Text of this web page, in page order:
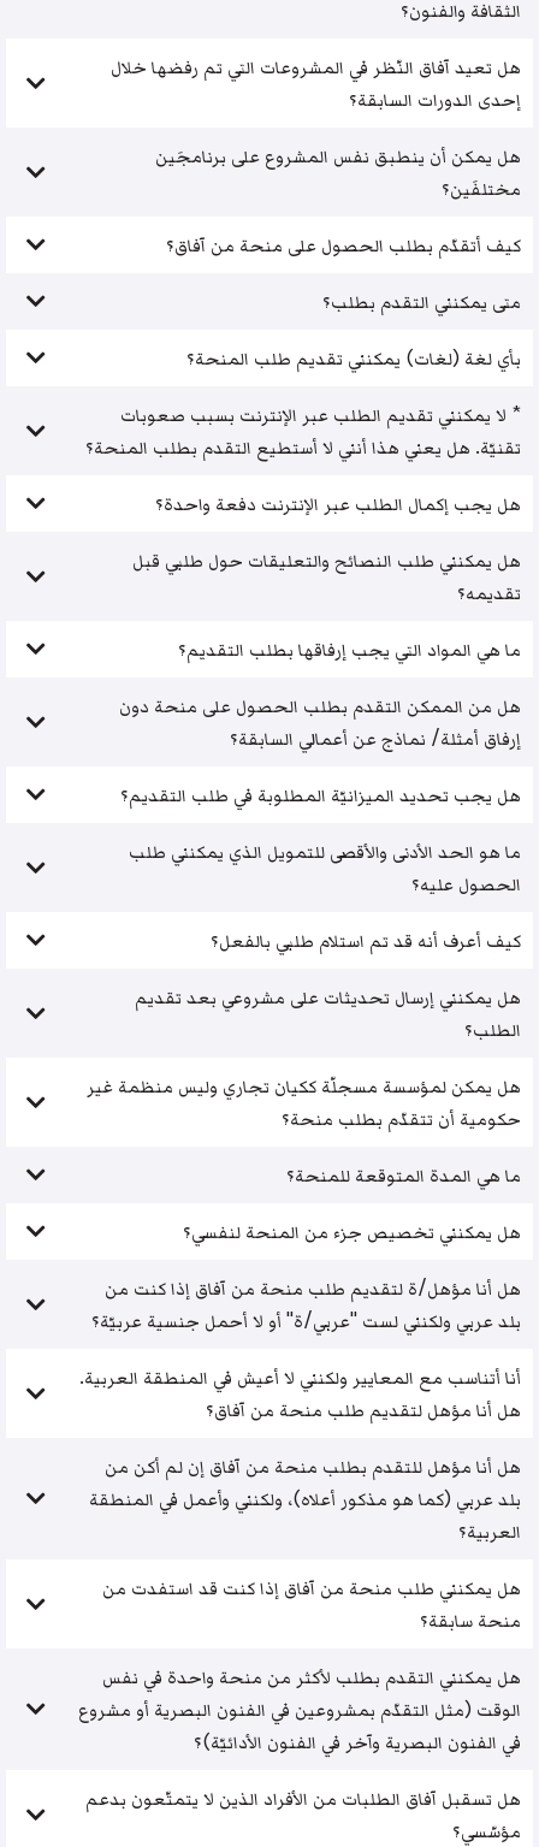
الثقافة والفنون؟
هل تعيد آفاق النّظر في المشروعات التي تم رفضها خلال
إحدى الدورات السابقة؟
هل يمكن أن ينطبق نفس المشروع على برنامجَين
مختلفَين؟
كيف أتقدّم بطلب الحصول على منحة من آفاق؟
متى يمكنني التقدم بطلب؟
بأي لغة (لغات) يمكنني تقديم طلب المنحة؟
* لا يمكنني تقديم الطلب عبر الإنترنت بسبب صعوبات
تقنيّة. هل يعني هذا أنني لا أستطيع التقدم بطلب المنحة؟
هل يجب إكمال الطلب عبر الإنترنت دفعة واحدة؟
هل يمكنني طلب النصائح والتعليقات حول طلبي قبل
تقديمه؟
ما هي المواد التي يجب إرفاقها بطلب التقديم؟
هل من الممكن التقدم بطلب الحصول على منحة دون
إرفاق أمثلة/ نماذج عن أعمالي السابقة؟
هل يجب تحديد الميزانيّة المطلوبة في طلب التقديم؟
ما هو الحد الأدنى والأقصى للتمويل الذي يمكنني طلب
الحصول عليه؟
كيف أعرف أنه قد تم استلام طلبي بالفعل؟
هل يمكنني إرسال تحديثات على مشروعي بعد تقديم
الطلب؟
هل يمكن لمؤسسة مسجلّة ككيان تجاري وليس منظمة غير
حكومية أن تتقدّم بطلب منحة؟
ما هي المدة المتوقعة للمنحة؟
هل يمكنني تخصيص جزء من المنحة لنفسي؟
هل أنا مؤهل/ة لتقديم طلب منحة من آفاق إذا كنت من
بلد عربي ولكنني لست "عربي/ة" أو لا أحمل جنسية عربيّة؟
أنا أتناسب مع المعايير ولكنني لا أعيش في المنطقة العربية.
هل أنا مؤهل لتقديم طلب منحة من آفاق؟
هل أنا مؤهل للتقدم بطلب منحة من آفاق إن لم أكن من
بلد عربي (كما هو مذكور أعلاه)، ولكنني وأعمل في المنطقة
العربية؟
هل يمكنني طلب منحة من آفاق إذا كنت قد استفدت من
منحة سابقة؟
هل يمكنني التقدم بطلب لأكثر من منحة واحدة في نفس
الوقت (مثل التقدّم بمشروعين في الفنون البصرية أو مشروع
في الفنون البصرية وآخر في الفنون الأدائيّة)؟
هل تسقبل آفاق الطلبات من الأفراد الذين لا يتمتّعون بدعم
مؤسّسي؟